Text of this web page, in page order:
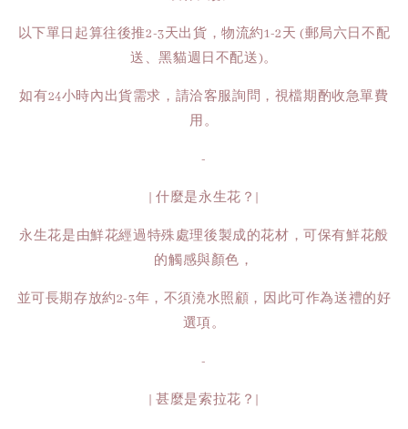
以下單日起算往後推2-3天出貨，物流約1-2天 (郵局六日不配
送、黑貓週日不配送)。
如有24小時內出貨需求，請洽客服詢問，視檔期酌收急單費
用。
-
| 什麼是永生花？|
永生花是由鮮花經過特殊處理後製成的花材，可保有鮮花般
的觸感與顏色，
並可長期存放約2-3年，不須澆水照顧，因此可作為送禮的好
選項。
-
| 甚麼是索拉花？|